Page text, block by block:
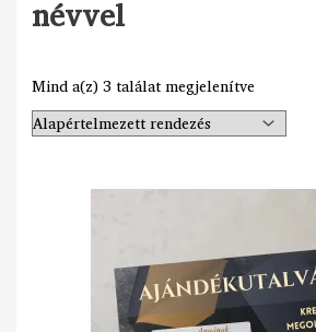
névvel
Mind a(z) 3 találat megjelenítve